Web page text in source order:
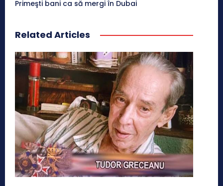
Primeşti bani ca să mergi în Dubai
Related Articles